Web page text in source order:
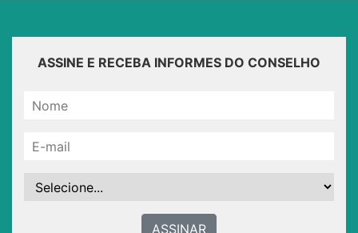
ASSINE E RECEBA INFORMES DO CONSELHO
ASSINAR